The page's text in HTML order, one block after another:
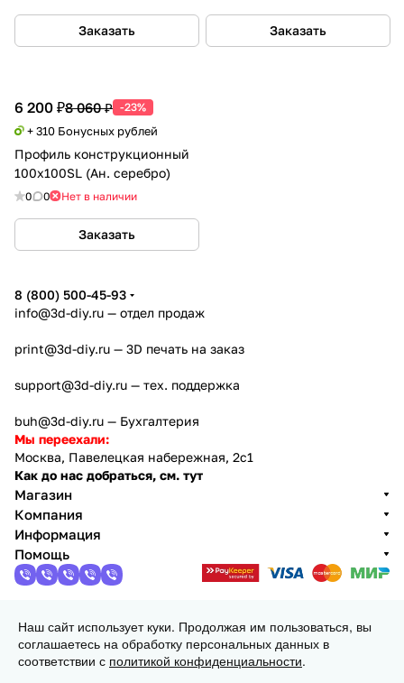
Заказать Заказать
6 200 ₽8 060 ₽ -23%
+ 310 Бонусных рублей
Профиль конструкционный
100х100SL (Ан. серебро)
0 0 Нет в наличии
Заказать
8 (800) 500-45-93
info@3d-diy.ru — отдел продаж
print@3d-diy.ru — 3D печать на заказ
support@3d-diy.ru — тех. поддержка
buh@3d-diy.ru — Бухгалтерия
Мы переехали:
Москва, Павелецкая набережная, 2с1
Как до нас добраться, см. тут
Магазин
Компания
Информация
Помощь
2013 - 2026 © 3DiY (Тридиай) - интернет-магазин
комплектующих для 3D принтеров, ЧПУ станков и
робототехники
Наш сайт использует куки. Продолжая им пользоваться, вы
соглашаетесь на обработку персональных данных в
соответствии с политикой конфиденциальности.